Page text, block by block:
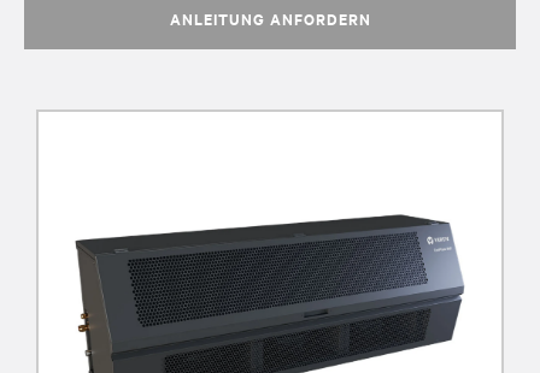
ANLEITUNG ANFORDERN